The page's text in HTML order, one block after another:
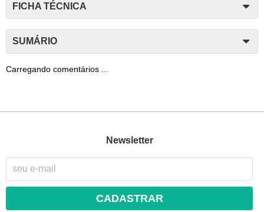
FICHA TÉCNICA
SUMÁRIO
Carregando comentários ...
Newsletter
CADASTRAR